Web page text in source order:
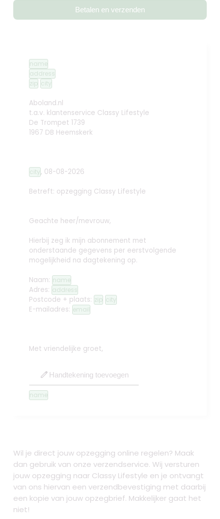
Betalen en verzenden
name
address
zip city
Aboland.nl
t.a.v. klantenservice Classy Lifestyle
De Trompet 1739
1967 DB Heemskerk
city, 08-08-2026
Betreft: opzegging Classy Lifestyle
Geachte heer/mevrouw,
Hierbij zeg ik mijn abonnement met
onderstaande gegevens per eerstvolgende
mogelijkheid na dagtekening op.
Naam: name
Adres: address
Postcode + plaats: zip city
E-mailadres: email
Met vriendelijke groet,
edit Handtekening toevoegen
name
Wil je direct jouw opzegging online regelen? Maak
dan gebruik van onze verzendservice. Wij versturen
jouw opzegging naar Classy Lifestyle en je ontvangt
van ons hiervan een verzendbevestiging met daarbij
een kopie van jouw opzegbrief. Makkelijker gaat het
niet!